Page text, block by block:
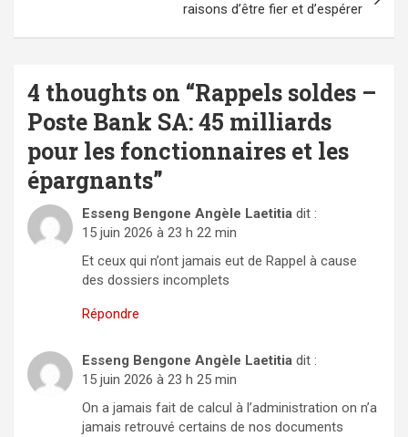
raisons d’être fier et d’espérer
4 thoughts on “Rappels soldes –
Poste Bank SA: 45 milliards
pour les fonctionnaires et les
épargnants”
Esseng Bengone Angèle Laetitia dit :
15 juin 2026 à 23 h 22 min
Et ceux qui n’ont jamais eut de Rappel à cause
des dossiers incomplets
Répondre
Esseng Bengone Angèle Laetitia dit :
15 juin 2026 à 23 h 25 min
On a jamais fait de calcul à l’administration on n’a
jamais retrouvé certains de nos documents